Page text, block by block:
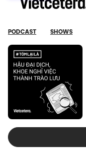
PODCAST SHOWS